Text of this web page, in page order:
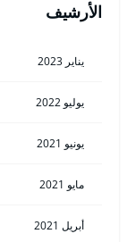
الأرشيف
يناير 2023
يوليو 2022
يونيو 2021
مايو 2021
أبريل 2021